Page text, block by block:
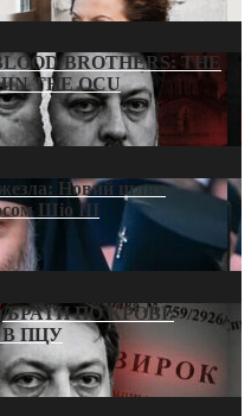
BROTHERS: THE
THE OCU
жезла: Новий шлях
Шіо III
ПО КРОВІ:
ПЦУ